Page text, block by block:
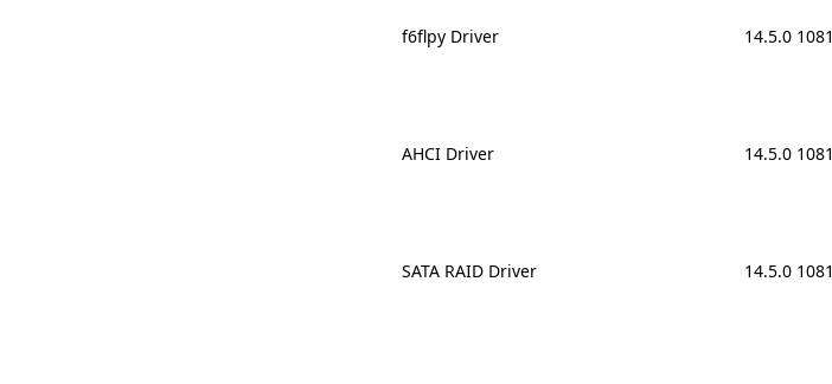
f6flpy Driver 14.5.0 1081
AHCI Driver 14.5.0 1081
SATA RAID Driver 14.5.0 1081